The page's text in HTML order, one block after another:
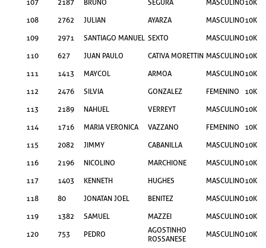
107
2187 BRUNO SEGURA MASCULINO10KM
108
2762 JULIAN AYARZA MASCULINO10KM
109
2971 SANTIAGO MANUEL SEXTO MASCULINO10KM
110
627 JUAN PAULO CATIVA MORETTIN MASCULINO10KM
111
1413 MAYCOL ARMOA MASCULINO10KM
112
2476 SILVIA GONZALEZ FEMENINO
10KM
113
2189 NAHUEL VERREYT MASCULINO10KM
114
1716 MARIA VERONICA VAZZANO FEMENINO
10KM
115
2082 JIMMY CABANILLA MASCULINO10KM
116
2196 NICOLINO MARCHIONE MASCULINO10KM
117
1403 KENNETH HUGHES MASCULINO10KM
118
80 JONATAN JOEL BENITEZ MASCULINO10KM
119
1382 SAMUEL MAZZEI MASCULINO10KM
120
753 PEDRO
AGOSTINHO
ROSSANESE
MASCULINO10KM